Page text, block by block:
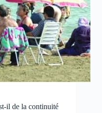
il de la continuité